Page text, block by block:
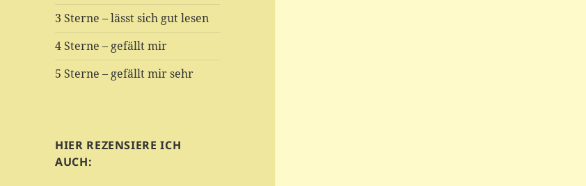
3 Sterne – lässt sich gut lesen
4 Sterne – gefällt mir
5 Sterne – gefällt mir sehr
HIER REZENSIERE ICH
AUCH: